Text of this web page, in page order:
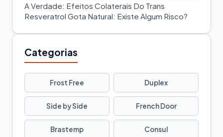
A Verdade: Efeitos Colaterais Do Trans
Resveratrol Gota Natural: Existe Algum Risco?
Categorias
Frost Free Duplex
Side by Side French Door
Brastemp Consul